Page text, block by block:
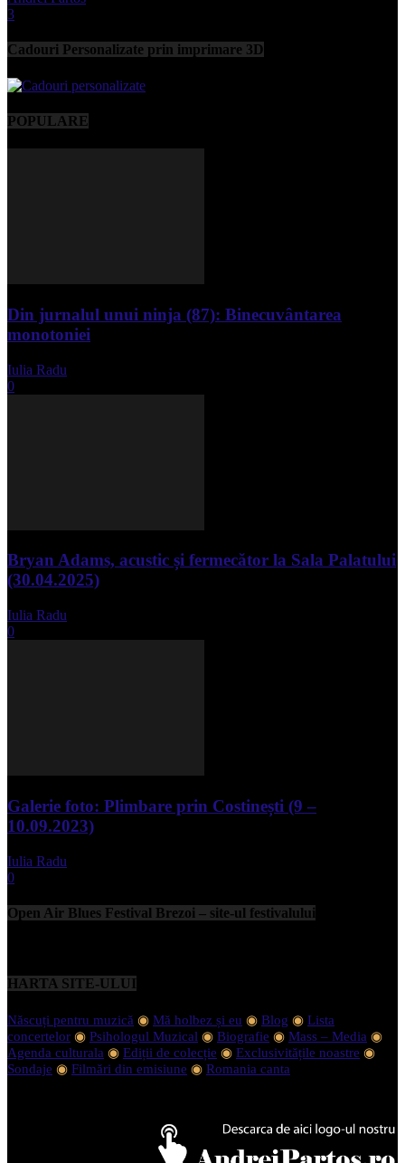
3
Cadouri Personalizate prin imprimare 3D
POPULARE
Din jurnalul unui ninja (87): Binecuvântarea
monotoniei
Iulia Radu
0
Bryan Adams, acustic și fermecător la Sala Palatului
(30.04.2025)
Iulia Radu
0
Galerie foto: Plimbare prin Costinești (9 –
10.09.2023)
Iulia Radu
0
Open Air Blues Festival Brezoi – site-ul festivalului
HARTA SITE-ULUI
Născuți pentru muzică ◉ Mă holbez și eu ◉ Blog ◉ Lista
concertelor ◉ Psihologul Muzical ◉ Biografie ◉ Mass – Media ◉
Agenda culturala ◉ Ediții de colecție ◉ Exclusivitățile noastre ◉
Sondaje ◉ Filmări din emisiune ◉ Romania canta